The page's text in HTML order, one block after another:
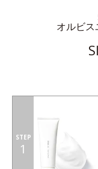
オルビ
STEP
1